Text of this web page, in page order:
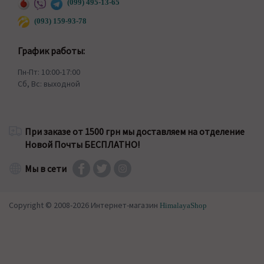
(099) 495-13-65
(093) 159-93-78
График работы:
Пн-Пт: 10:00-17:00
Сб, Вс: выходной
При заказе от 1500 грн мы доставляем на отделение
Новой Почты БЕСПЛАТНО!
Мы в сети
Copyright © 2008-2026 Интернет-магазин HimalayaShop